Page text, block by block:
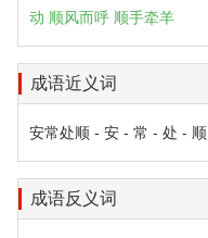
动 顺风而呼 顺手牵羊
成语近义词
安常处顺 - 安 - 常 - 处 - 顺
成语反义词